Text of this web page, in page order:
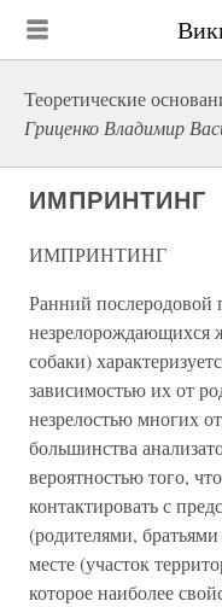
Теоретические
Гриценко Владимир
ИМПРИНТИНГ
ИМПРИНТИНГ
Ранний послеродовой
незрелорождающихся
собаки)
зависимостью их от
незрелостью многих
большинства
вероятностью того,
контактировать с
(родителями,
месте (участок
которое наиболее